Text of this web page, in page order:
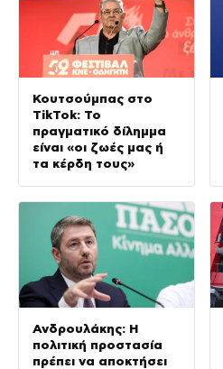
Κουτσούμπας στο
TikTok: Το
πραγματικό δίλημμα
είναι «οι ζωές μας ή
τα κέρδη τους»
Ανδρουλάκης: Η
πολιτική προστασία
πρέπει να αποκτήσει